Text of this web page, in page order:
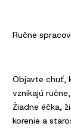
Ručne
Objavte chuť,
vznikajú
Žiadne éčka,
korenie a